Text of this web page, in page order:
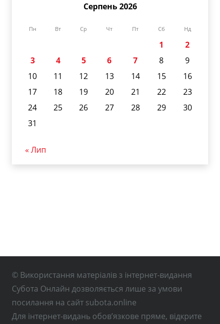
Серпень 2026
Пн Вт Ср Чт Пт Сб Нд
1
2
3
4 5 6 7 8
9
10
11 12 13 14 15
16
17
18 19 20 21 22
23
24
25 26 27 28 29
30
31
« Лип
© Використання матеріалів з інтернет-видання
Субота Онлайн дозволяється лише за умови
посилання на сайт subota.online
Для інтернет-видань обов’язкове пряме, відкрите